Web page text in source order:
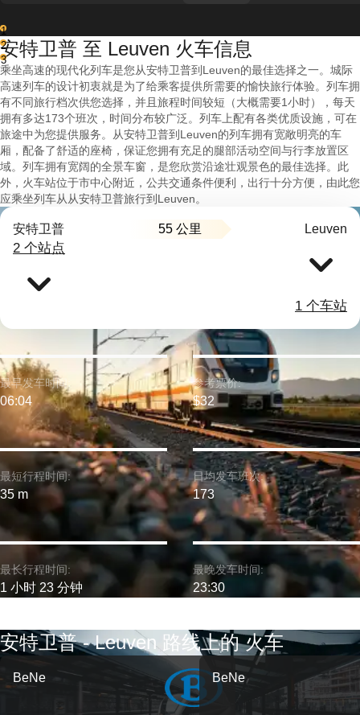
1
2
3
安特卫普 至 Leuven 火车信息
乘坐高速的现代化列车是您从安特卫普到Leuven的最佳选择之一。城际
高速列车的设计初衷就是为了给乘客提供所需要的愉快旅行体验。列车拥
有不同旅行档次供您选择，并且旅程时间较短（大概需要1小时），每天
拥有多达173个班次，时间分布较广泛。列车上配有各类优质设施，可在
旅途中为您提供服务。从安特卫普到Leuven的列车拥有宽敞明亮的车
厢，配备了舒适的座椅，保证您拥有充足的腿部活动空间与行李放置区
域。列车拥有宽阔的全景车窗，是您欣赏沿途壮观景色的最佳选择。此
外，火车站位于市中心附近，公共交通条件便利，出行十分方便，由此您
应乘坐列车从从安特卫普旅行到Leuven。
安特卫普 55 公里 Leuven
2 个站点
1 个车站
最短行程时间:
35 m
最早发车时间:
06:04
最长行程时间:
1 小时 23 分钟
参考票价:
$32
日均发车班次:
173
最晚发车时间:
23:30
安特卫普 - Leuven 路线上的 火车
BeNe BeNe